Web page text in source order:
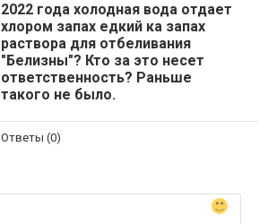
2022 года холодная вода отдает
хлором запах едкий ка запах
раствора для отбеливания
"Белизны"? Кто за это несет
ответственность? Раньше
такого не было.
Ответы (0)